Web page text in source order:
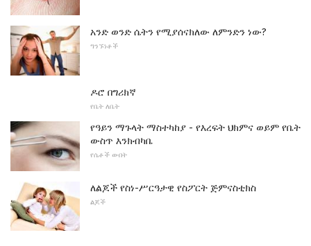
አንድ ወንድ ሴትን የሚያሰናክለው ለምንድን ነው?
ግንኙነቶች
ዶሮ በግሪክኛ
የቤት ለቤት
የዓይን ማጉላት ማስተካከያ - የእረፍት ህክምና ወይም የቤት
ውስጥ እንክብካቤ
የሴቶች ውበት
ለልጆች የስነ-ሥርዓታዊ የስፖርት ጅምናስቲክስ
ልጆች